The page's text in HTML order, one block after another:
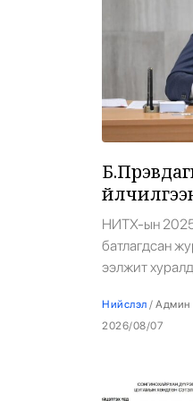
таатай
НИТХ-ын 2025
батлагдсан
ээлжит
нийслэлийн
Нийслэлийн
болох вэ
Нийслэл / Админ
2026/08/07